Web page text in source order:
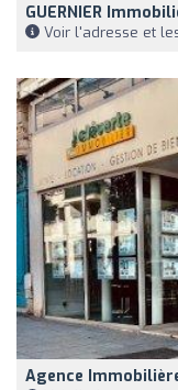
GUERNIER
Voir l'adresse et
Agence